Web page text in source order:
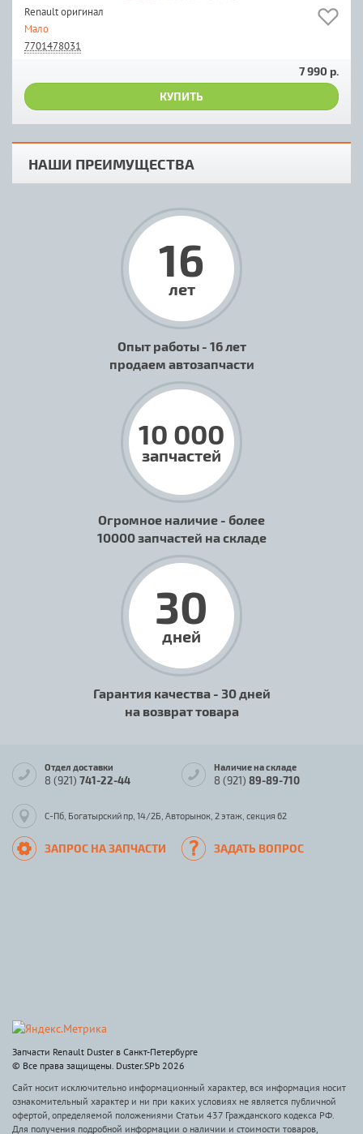
Renault оригинал
Мало
7701478031
7 990 р.
КУПИТЬ
НАШИ ПРЕИМУЩЕСТВА
16
лет
Опыт работы - 16 лет
продаем автозапчасти
10 000
запчастей
Огромное наличие - более
10000 запчастей на складе
30
дней
Гарантия качества - 30 дней
на возврат товара
Отдел доставки
8 (921) 741-22-44
Наличие на складе
8 (921) 89-89-710
С-Пб, Богатырский пр, 14/2Б, Авторынок, 2 этаж, секция 62
ЗАПРОС НА ЗАПЧАСТИ ЗАДАТЬ ВОПРОС
Запчасти Renault Duster в Санкт-Петербурге
© Все права защищены. Duster.SPb 2026
Сайт носит исключительно информационный характер, вся информация носит
ознакомительный характер и ни при каких условиях не является публичной
офертой, определяемой положениями Статьи 437 Гражданского кодекса РФ.
Для получения подробной информации о наличии и стоимости товаров,